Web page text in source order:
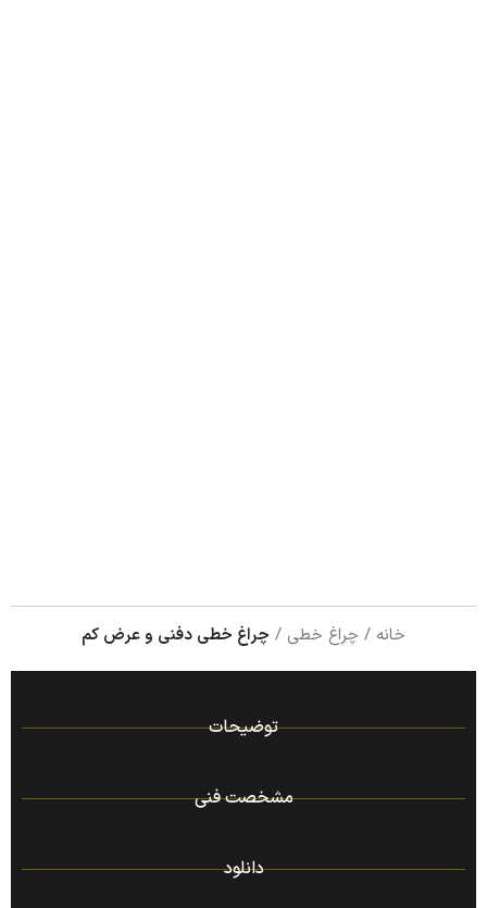
خانه چراغ خطی چراغ خطی دفنی و عرض کم
توضیحات
مشخصت فنی
دانلود